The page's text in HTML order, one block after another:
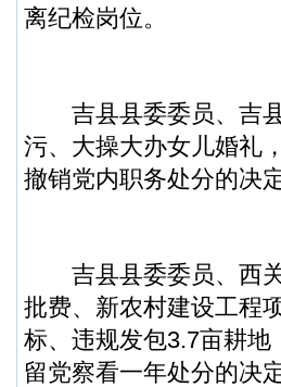
离纪检岗位。
吉县县委委员、吉县
污、大操大办女儿婚礼
撤销党内职务处分的决定
吉县县委委员、西关
批费、新农村建设工程
标、违规发包3.7亩耕
留党察看一年处分的决定